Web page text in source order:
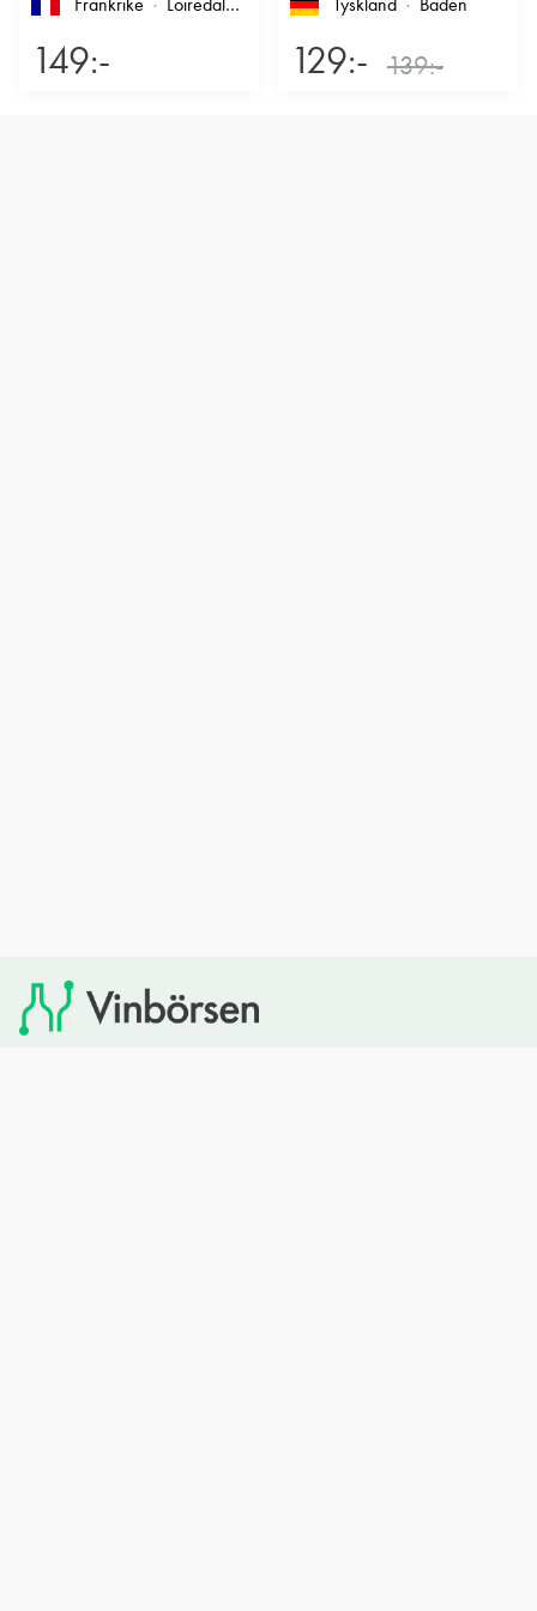
149:- 129:- 139:-